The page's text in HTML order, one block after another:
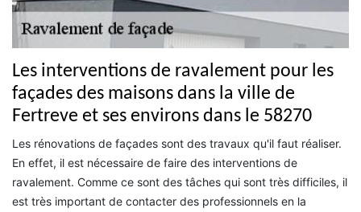
Les interventions de ravalement pour les
façades des maisons dans la ville de
Fertreve et ses environs dans le 58270
Les rénovations de façades sont des travaux qu'il faut réaliser.
En effet, il est nécessaire de faire des interventions de
ravalement. Comme ce sont des tâches qui sont très difficiles, il
est très important de contacter des professionnels en la